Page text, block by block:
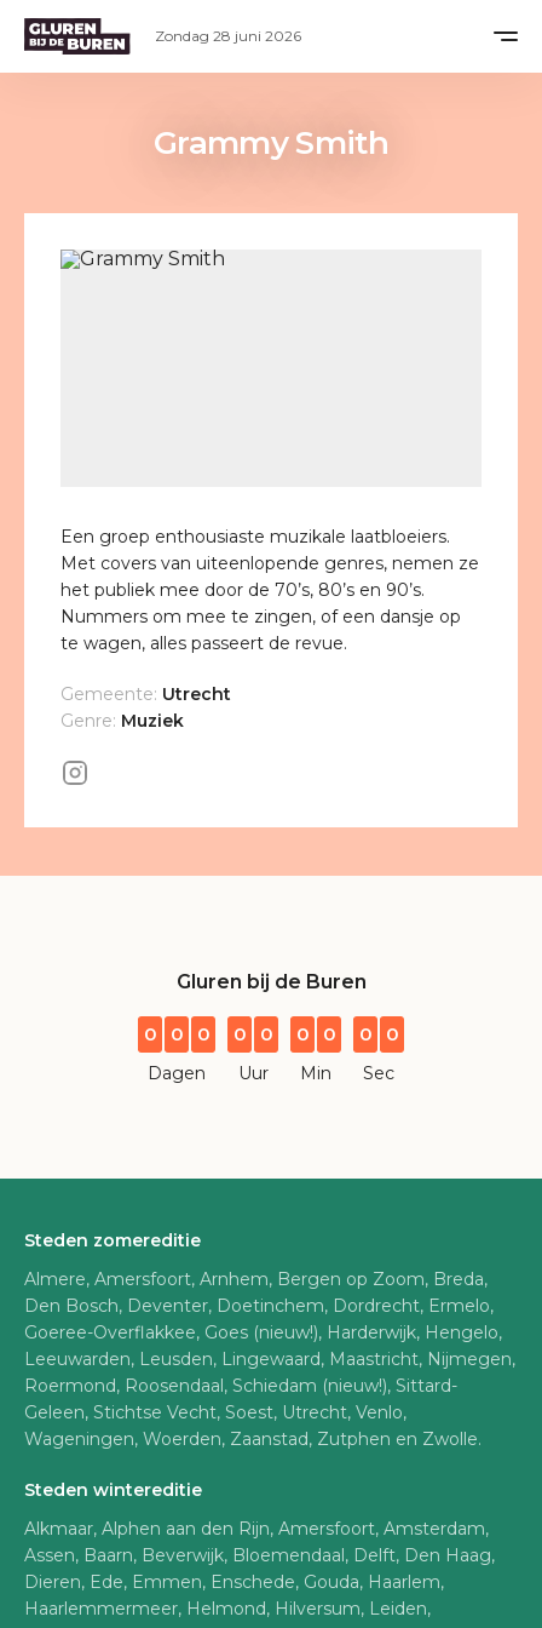
Grammy Smith
Een groep enthousiaste muzikale laatbloeiers.
Met covers van uiteenlopende genres, nemen ze
het publiek mee door de 70’s, 80’s en 90’s.
Nummers om mee te zingen, of een dansje op
te wagen, alles passeert de revue.
Gemeente: Utrecht
Genre: Muziek
Gluren bij de Buren
0 0 0
Dagen
0 0
Uur
0 0
Min
0 0
Sec
Steden zomereditie
Almere, Amersfoort, Arnhem, Bergen op Zoom, Breda,
Den Bosch, Deventer, Doetinchem, Dordrecht, Ermelo,
Goeree-Overflakkee, Goes (nieuw!), Harderwijk, Hengelo,
Leeuwarden, Leusden, Lingewaard, Maastricht, Nijmegen,
Roermond, Roosendaal, Schiedam (nieuw!), Sittard-
Geleen, Stichtse Vecht, Soest, Utrecht, Venlo,
Wageningen, Woerden, Zaanstad, Zutphen en Zwolle.
Steden wintereditie
Alkmaar, Alphen aan den Rijn, Amersfoort, Amsterdam,
Assen, Baarn, Beverwijk, Bloemendaal, Delft, Den Haag,
Dieren, Ede, Emmen, Enschede, Gouda, Haarlem,
Haarlemmermeer, Helmond, Hilversum, Leiden,
Zondag 28 juni 2026